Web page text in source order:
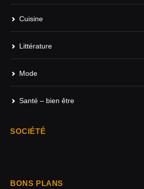
Cuisine
Littérature
Mode
Santé – bien être
SOCIÉTÉ
BONS PLANS